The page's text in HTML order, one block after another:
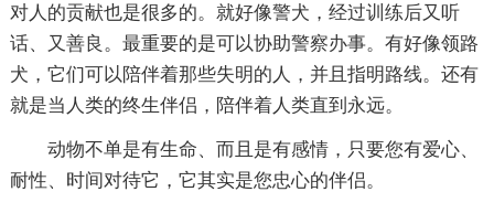
对人的贡献也是很多的。就好像警犬，经过训练后又听
话、又善良。最重要的是可以协助警察办事。有好像领路
犬，它们可以陪伴着那些失明的人，并且指明路线。还有
就是当人类的终生伴侣，陪伴着人类直到永远。
动物不单是有生命、而且是有感情，只要您有爱心、
耐性、时间对待它，它其实是您忠心的伴侣。